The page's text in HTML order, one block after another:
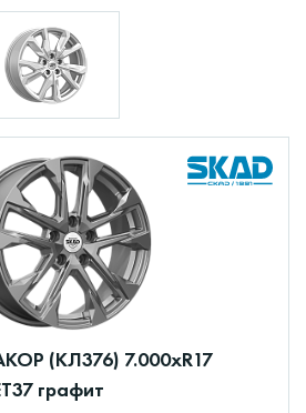
(КЛ376) 7.000xR17
графит